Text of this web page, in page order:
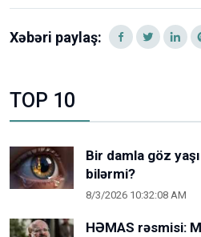
Xəbəri paylaş:
TOP 10
Bir damla göz
bilərmi?
8/3/2026 10:32:08 AM
HƏMAS rəsmisi: